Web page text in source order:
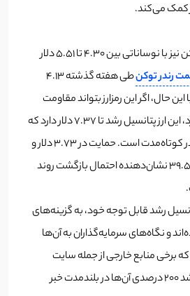
کمک می‌کند.
پروژه ارز دیجیتال رندر توکن نیز با نوساناتی بین ۴.۳۰ تا ۵.۵۱ دلار
رندر توکن
طی هفته گذشته ۴.۱۳
حال، اگر این رمزارز بتواند مقاومت
۶.۱۶ دلار را پشت سر بگذارد، این ارز پتانسیل رشد تا ۷.۳۷ دلار دارد که
رشدی معادل ۴۰ درصد در کوتاه‌مدت است. حمایت در ۳.۷۳ دلار و
سطح RSI در محدوده ۳۹.۵۳ نشان‌دهنده احتمال بازگشت روند
رشد قابل توجه خود، به گزینه‌های
و نگاه‌های سرمایه‌گذاران به آن‌ها
برخی منابع خارجی از جمله سایت
happycoin از پتانسیل رشد 200 درصدی آن‌ها در بلندمدت خبر